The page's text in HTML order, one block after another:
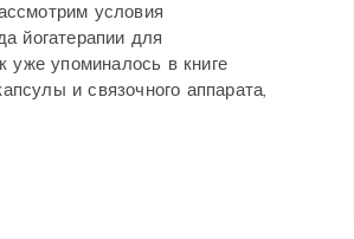
условия
йогатерапии для
уже упоминалось в книге
и связочного аппарата,